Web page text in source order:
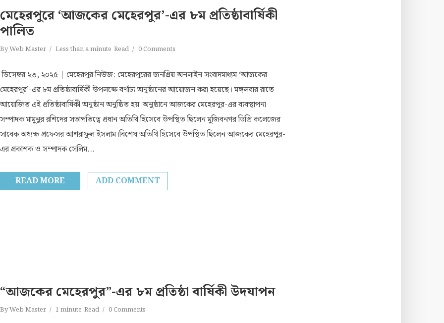
মেহেরপুরে ‘আজকের মেহেরপুর’-এর ৮ম প্রতিষ্ঠাবার্ষিকী
পালিত
ByWeb Master Less than a minute Read 0 Comments
ডিসেম্বর ২৩, ২০২৫ | মেহেরপুর নিউজ: মেহেরপুরের জনপ্রিয় অনলাইন সংবাদমাধ্যম ‘আজকের
মেহেরপুর’-এর ৮ম প্রতিষ্ঠাবার্ষিকী উপলক্ষে বর্ণাঢ্য অনুষ্ঠানের আয়োজন করা হয়েছে। মঙ্গলবার রাতে
আয়োজিত এই প্রতিষ্ঠাবার্ষিকী অনুষ্ঠান অনুষ্ঠিত হয়।অনুষ্ঠানে আজকের মেহেরপুর-এর ব্যবস্থাপনা
সম্পাদক মামুনুর রশিদের সভাপতিত্বে প্রধান অতিথি হিসেবে উপস্থিত ছিলেন মুজিবনগর ডিগ্রি কলেজের
সাবেক অধ্যক্ষ প্রফেসর আশরাফুল ইসলাম।বিশেষ অতিথি হিসেবে উপস্থিত ছিলেন আজকের মেহেরপুর-
এর প্রকাশক ও সম্পাদক সেলিম...
READ MORE ADD COMMENT
“আজকের মেহেরপুর”-এর ৮ম প্রতিষ্ঠা বার্ষিকী উদযাপন
ByWeb Master 1 minute Read 0 Comments